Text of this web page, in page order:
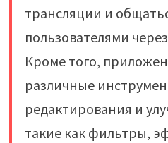
трансляции и
пользователями
Кроме того,
различные
редактирования и
такие как фильтры,